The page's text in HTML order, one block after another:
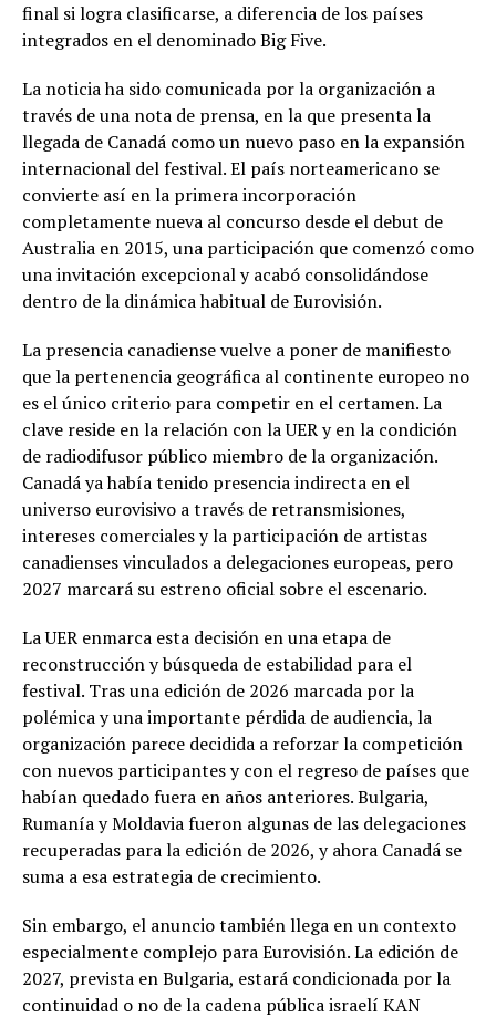
final si logra clasificarse, a diferencia de los países
integrados en el denominado Big Five.
La noticia ha sido comunicada por la organización a
través de una nota de prensa, en la que presenta la
llegada de Canadá como un nuevo paso en la expansión
internacional del festival. El país norteamericano se
convierte así en la primera incorporación
completamente nueva al concurso desde el debut de
Australia en 2015, una participación que comenzó como
una invitación excepcional y acabó consolidándose
dentro de la dinámica habitual de Eurovisión.
La presencia canadiense vuelve a poner de manifiesto
que la pertenencia geográfica al continente europeo no
es el único criterio para competir en el certamen. La
clave reside en la relación con la UER y en la condición
de radiodifusor público miembro de la organización.
Canadá ya había tenido presencia indirecta en el
universo eurovisivo a través de retransmisiones,
intereses comerciales y la participación de artistas
canadienses vinculados a delegaciones europeas, pero
2027 marcará su estreno oficial sobre el escenario.
La UER enmarca esta decisión en una etapa de
reconstrucción y búsqueda de estabilidad para el
festival. Tras una edición de 2026 marcada por la
polémica y una importante pérdida de audiencia, la
organización parece decidida a reforzar la competición
con nuevos participantes y con el regreso de países que
habían quedado fuera en años anteriores. Bulgaria,
Rumanía y Moldavia fueron algunas de las delegaciones
recuperadas para la edición de 2026, y ahora Canadá se
suma a esa estrategia de crecimiento.
Sin embargo, el anuncio también llega en un contexto
especialmente complejo para Eurovisión. La edición de
2027, prevista en Bulgaria, estará condicionada por la
continuidad o no de la cadena pública israelí KAN